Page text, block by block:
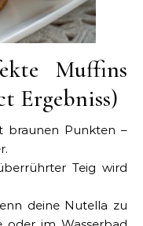
Muffins
Ergebniss)
braunen Punkten –
Teig wird
deine Nutella zu